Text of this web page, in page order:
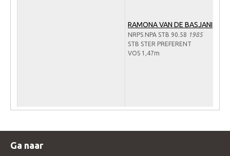
RAMONA VAN DE BASJANI
NRPS NPA STB 90.58 1985
STB STER PREFERENT
VOS 1,47m
Ga naar